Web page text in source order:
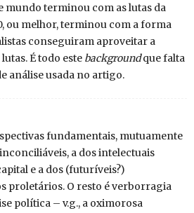
mundo terminou com as lutas da
ou melhor, terminou com a forma
conseguiram aproveitar a
É todo este backgroundque falta
análise usada no artigo.
fundamentais, mutuamente
a dos intelectuais
e a dos (futuríveis?)
proletários. O resto é verborragia
política – v.g., a oximorosa